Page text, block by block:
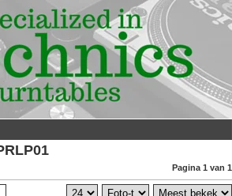
Pagina 1 van 1